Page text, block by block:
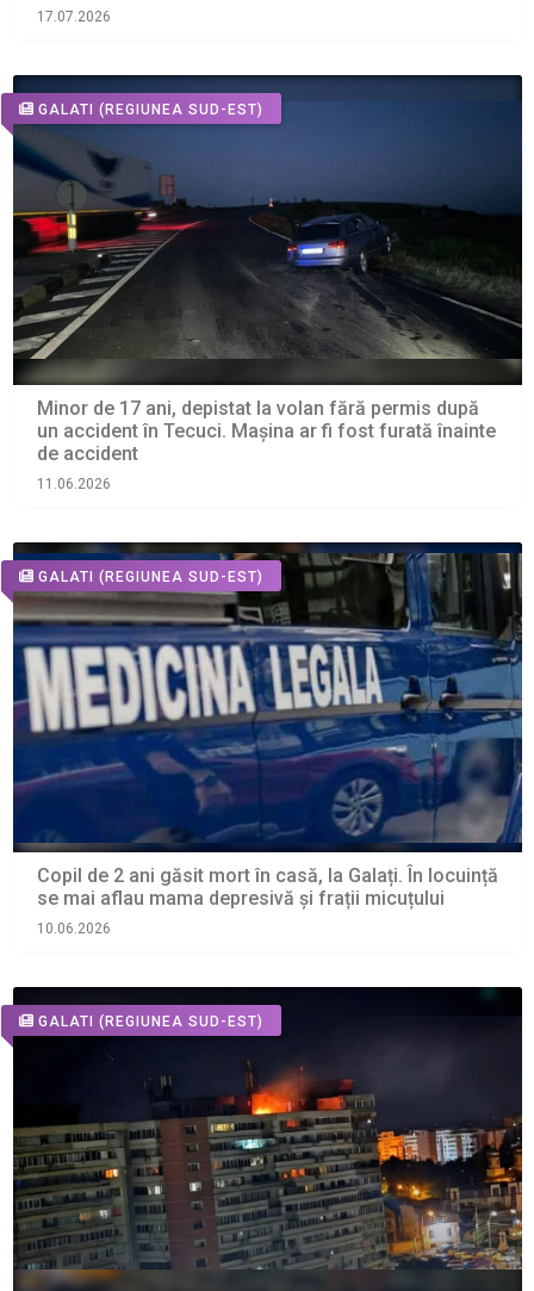
17.07.2026
GALATI (REGIUNEA SUD-EST)
Minor de 17 ani, depistat la volan fără permis după
un accident în Tecuci. Maşina ar fi fost furată înainte
de accident
11.06.2026
GALATI (REGIUNEA SUD-EST)
Copil de 2 ani găsit mort în casă, la Galați. În locuință
se mai aflau mama depresivă și frații micuțului
10.06.2026
GALATI (REGIUNEA SUD-EST)